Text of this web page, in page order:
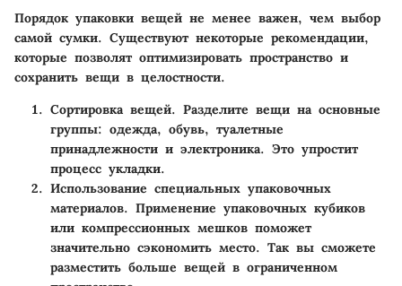
Порядок упаковки вещей не менее важен, чем выбор
самой сумки. Существуют некоторые рекомендации,
которые позволят оптимизировать пространство и
сохранить вещи в целостности.
Сортировка вещей. Разделите вещи на основные
группы: одежда, обувь, туалетные
принадлежности и электроника. Это упростит
процесс укладки.
Использование специальных упаковочных
материалов. Применение упаковочных кубиков
или компрессионных мешков поможет
значительно сэкономить место. Так вы сможете
разместить больше вещей в ограниченном